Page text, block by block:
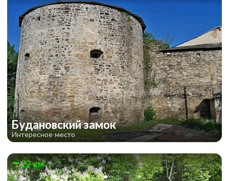
Будановский замок
Интересное место
22 км